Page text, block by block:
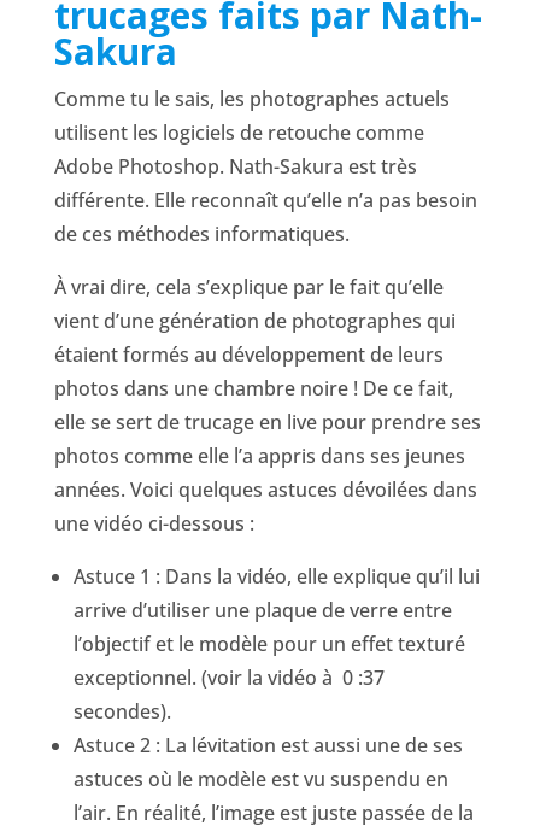
trucages faits par Nath-
Sakura
Comme tu le sais, les photographes actuels
utilisent les logiciels de retouche comme
Adobe Photoshop. Nath-Sakura est très
différente. Elle reconnaît qu’elle n’a pas besoin
de ces méthodes informatiques.
À vrai dire, cela s’explique par le fait qu’elle
vient d’une génération de photographes qui
étaient formés au développement de leurs
photos dans une chambre noire ! De ce fait,
elle se sert de trucage en live pour prendre ses
photos comme elle l’a appris dans ses jeunes
années. Voici quelques astuces dévoilées dans
une vidéo ci-dessous :
Astuce 1 : Dans la vidéo, elle explique qu’il lui
arrive d’utiliser une plaque de verre entre
l’objectif et le modèle pour un effet texturé
exceptionnel. (voir la vidéo à 0 :37
secondes).
Astuce 2 : La lévitation est aussi une de ses
astuces où le modèle est vu suspendu en
l’air. En réalité, l’image est juste passée de la